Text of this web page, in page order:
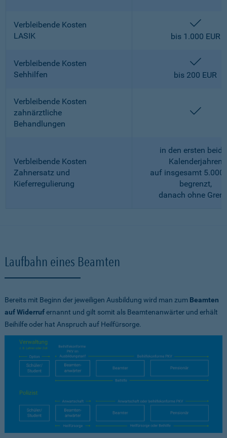
Verbleibende Kosten
LASIK
bis 1.000 EUR
Verbleibende Kosten
Sehhilfen
bis 200 EUR
Verbleibende Kosten
zahnärztliche
Behandlungen
Verbleibende Kosten
Zahnersatz und
Kieferregulierung
in den ersten
Kalenderjahren
auf insgesamt 5.000
begrenzt,
danach ohne
Laufbahn eines Beamten
Bereits mit Beginn der jeweiligen Ausbildung wird man zum Beamten
auf Widerrufernannt und gilt somit als Beamtenanwärter und erhält
Beihilfe oder hat Anspruch auf Heilfürsorge.